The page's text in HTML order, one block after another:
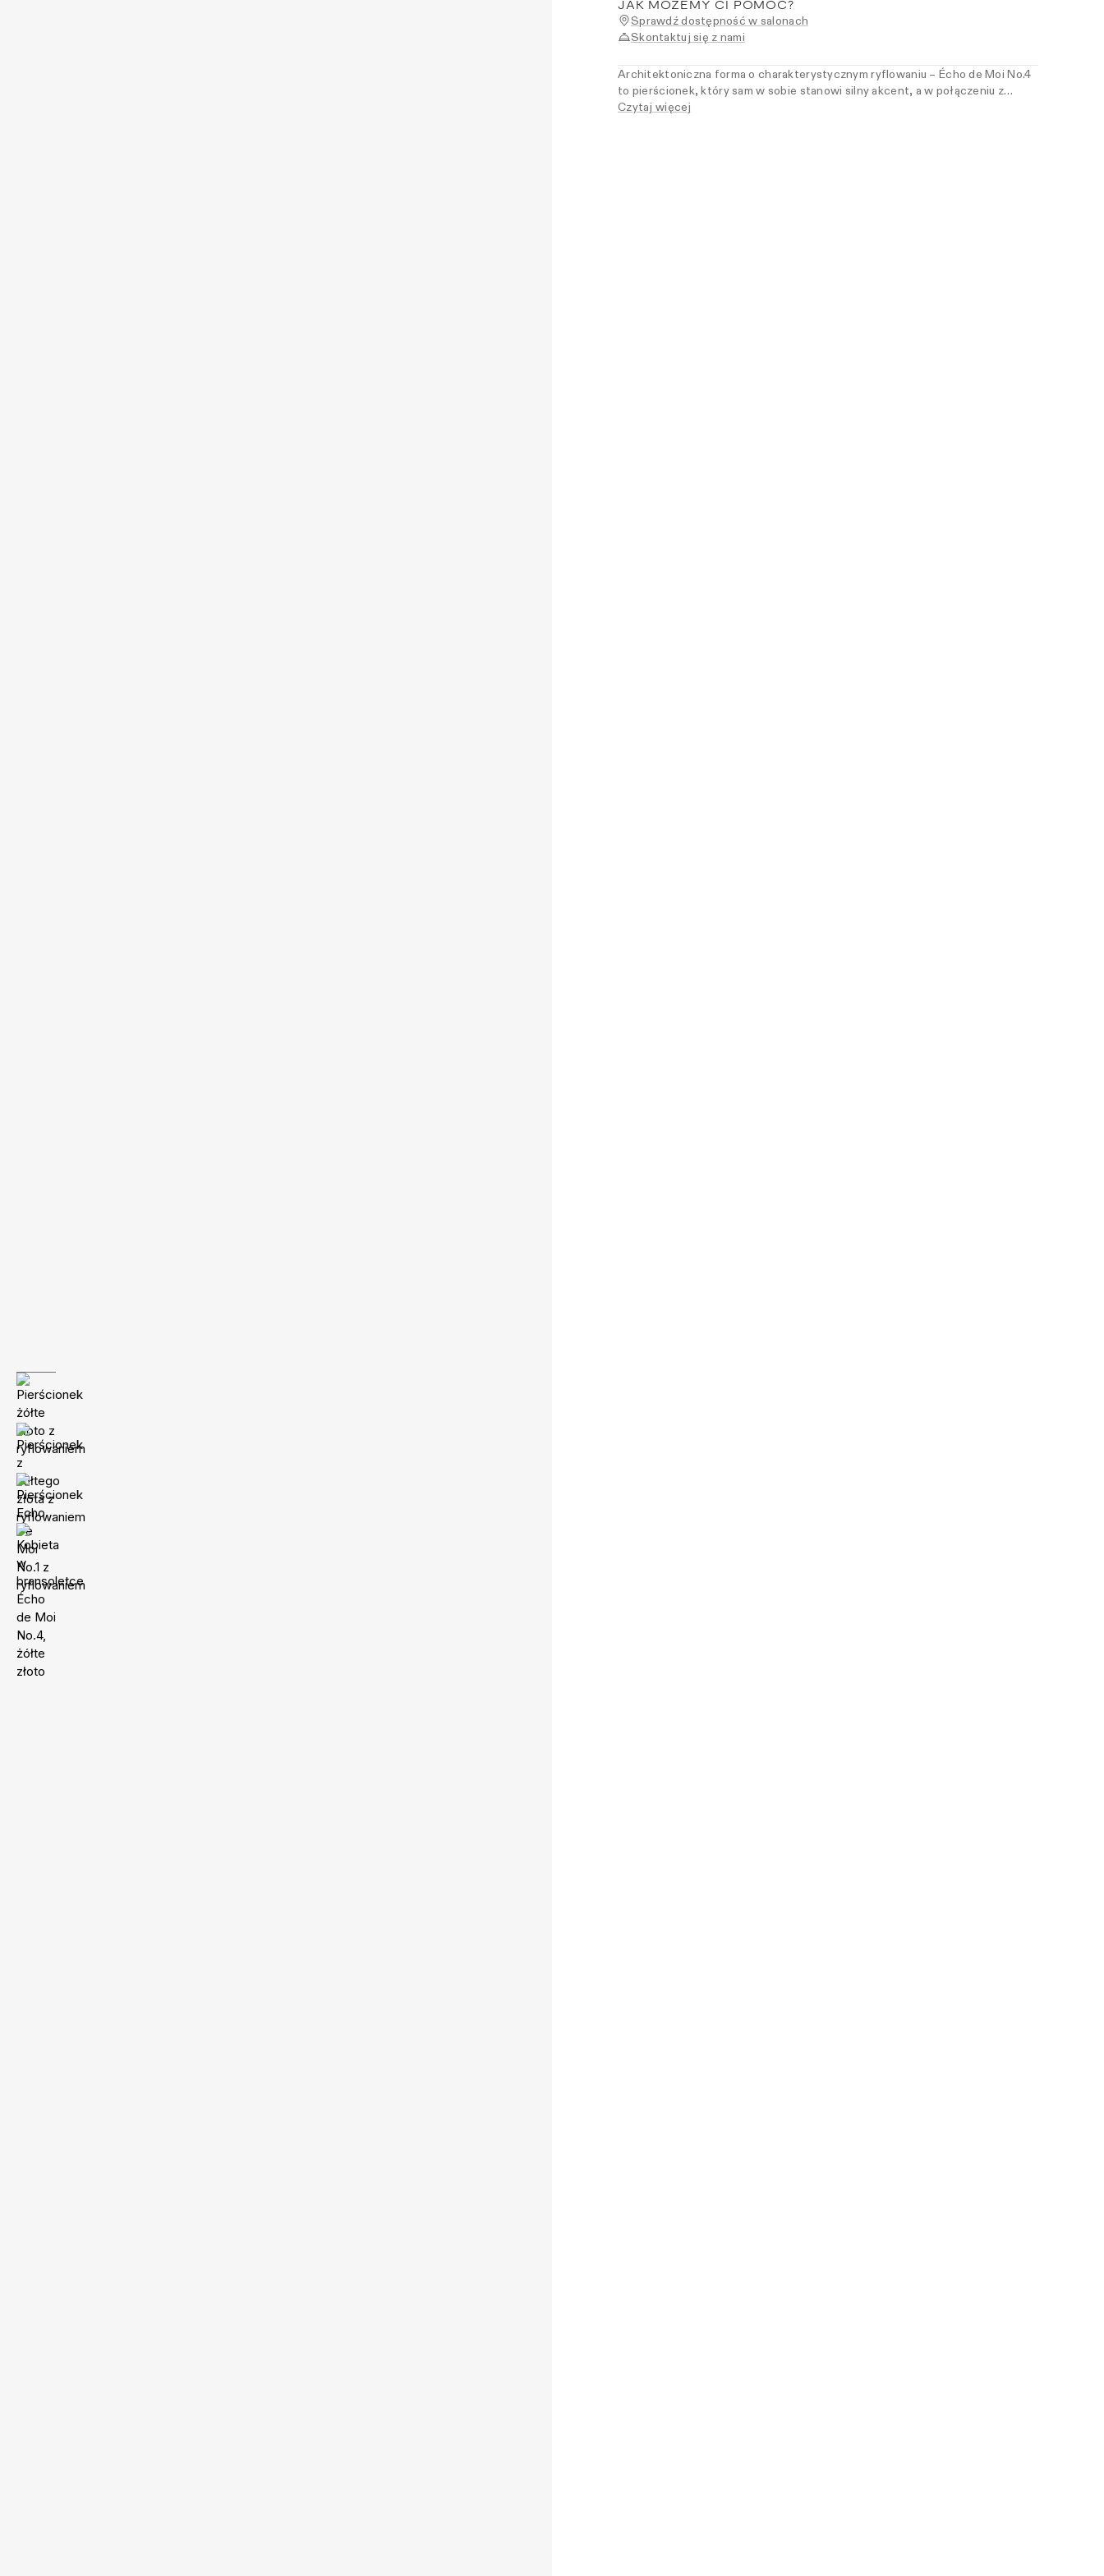
JAK MOŻEMY CI POMÓC?
Sprawdź dostępność w salonach
Skontaktuj się z nami
Architektoniczna forma o charakterystycznym ryflowaniu – Écho de Moi No.4
to pierścionek, który sam w sobie stanowi silny akcent, a w połączeniu z
innymi modelami z kolekcji dodaje im struktury. Precyzyjne wyprofilowanie i
Czytaj więcej